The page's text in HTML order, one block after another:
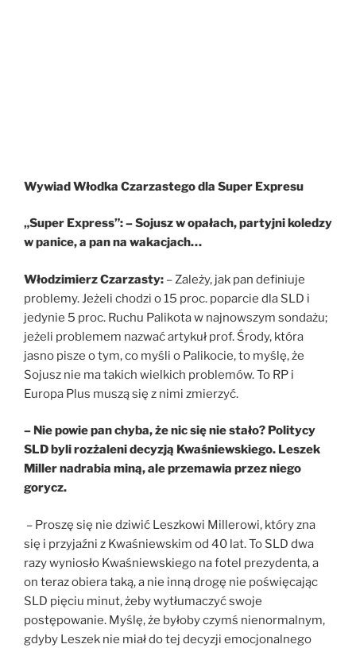
Wywiad Włodka Czarzastego dla Super Expresu
„Super Express”: – Sojusz w opałach, partyjni koledzy
w panice, a pan na wakacjach…
Włodzimierz Czarzasty: – Zależy, jak pan definiuje
problemy. Jeżeli chodzi o 15 proc. poparcie dla SLD i
jedynie 5 proc. Ruchu Palikota w najnowszym sondażu;
jeżeli problemem nazwać artykuł prof. Środy, która
jasno pisze o tym, co myśli o Palikocie, to myślę, że
Sojusz nie ma takich wielkich problemów. To RP i
Europa Plus muszą się z nimi zmierzyć.
– Nie powie pan chyba, że nic się nie stało? Politycy
SLD byli rozżaleni decyzją Kwaśniewskiego. Leszek
Miller nadrabia miną, ale przemawia przez niego
gorycz.
– Proszę się nie dziwić Leszkowi Millerowi, który zna
się i przyjaźni z Kwaśniewskim od 40 lat. To SLD dwa
razy wyniosło Kwaśniewskiego na fotel prezydenta, a
on teraz obiera taką, a nie inną drogę nie poświęcając
SLD pięciu minut, żeby wytłumaczyć swoje
postępowanie. Myślę, że byłoby czymś nienormalnym,
gdyby Leszek nie miał do tej decyzji emocjonalnego